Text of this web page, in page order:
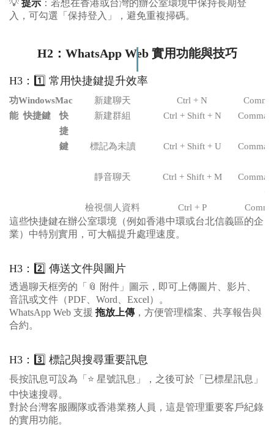
💡 提示 ：若想在香港或台灣的辦公室環境中保持長期登
入，可勾選「保持登入」，避免重複掃碼。
H2：WhatsApp Web 實用功能與技巧
H3：1️⃣ 常用快捷鍵提升效率
功
能
Windows
快捷鍵
Mac
快
捷
鍵
新建聊天 Ctrl + N
新建群組
Ctrl + Shift + N
標記為未讀
Ctrl + Shift + U
靜音聊天
Ctrl + Shift + M
+
檢視個人資料
Ctrl + P
這些快捷鍵在辦公室環境（例如香港中環或台北信義區的企
業）中特別實用，可大幅提升處理速度。
H3：2️⃣ 傳送文件與圖片
透過聊天框旁的「📎 附件」圖示，即可上傳圖片、影片、
音訊或文件（PDF、Word、Excel）。
WhatsApp Web 支援 拖放上傳，方便管理檔案、共享報告與
合約。
H3：3️⃣ 標記與搜尋重要訊息
長按訊息可設為「⭐ 星號訊息」，之後可於「已標星訊息」
中快速搜尋。
對於台灣客服團隊或香港業務人員，這是管理重要客戶紀錄
的實用功能。